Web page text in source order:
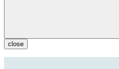
close